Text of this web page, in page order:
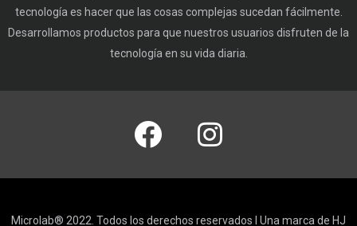
tecnología es hacer que las cosas complejas sucedan fácilmente.
Desarrollamos productos para que nuestros usuarios disfruten de la
tecnología en su vida diaria.
Microlab® 2022. Todos los derechos reservados I Una marca de HJ